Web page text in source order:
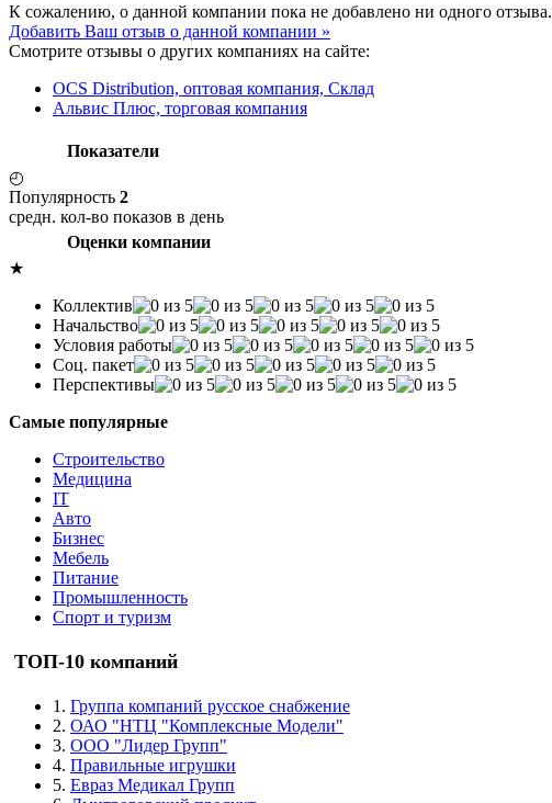
К сожалению, о данной компании пока не добавлено ни одного отзыва.
Добавить Ваш отзыв о данной компании »
Смотрите отзывы о других компаниях на сайте:
OCS Distribution, оптовая компания, Склад
Альвис Плюс, торговая компания
Показатели
◴
Популярность 2
средн. кол-во показов в день
Оценки компании
★
Коллектив
Начальство
Условия работы
Соц. пакет
Перспективы
Самые популярные
Строительство
Медицина
IT
Авто
Бизнес
Мебель
Питание
Промышленность
Спорт и туризм
ТОП-10 компаний
1. Группа компаний русское снабжение
2. ОАО "НТЦ "Комплексные Модели"
3. ООО "Лидер Групп"
4. Правильные игрушки
5. Евраз Медикал Групп